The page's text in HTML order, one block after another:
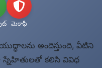
మెకాఫీ
అందిస్తుంది, వీటిని
కలిసి వివిధ